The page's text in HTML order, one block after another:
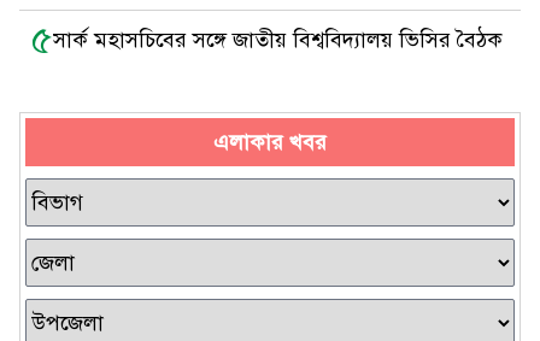
৫সার্ক মহাসচিবের সঙ্গে জাতীয় বিশ্ববিদ্যালয় ভিসির বৈঠক
এলাকার খবর